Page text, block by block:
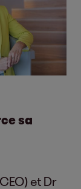
sa
et Dr